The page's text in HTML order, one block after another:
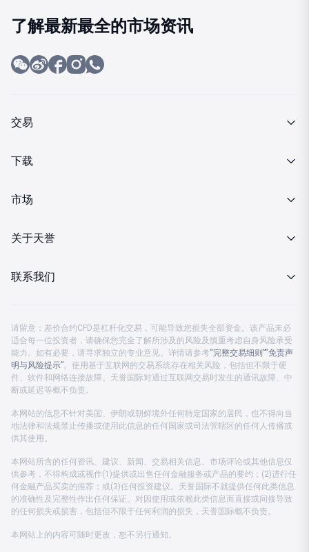
了解最新最全的市场资讯
交易
产品介绍
下载
MT4下载
市场
行情报价
金市快讯
投资月刊
关于天誉
关于我们
监管认证
公司公告
公司账户
联络我们
联系我们
中国大陆：4001203582
中国香港及海外：+852 37596888
请留意：差价合约CFD是杠杆化交易，可能导致您损失全部资金。该产品未必
适合每一位投资者，请确保您完全了解所涉及的风险及慎重考虑自身风险承受
能力。如有必要，请寻求独立的专业意见。详情请参考“完整交易细则”“免责声
明与风险提示”。使用基于互联网的交易系统存在相关风险，包括但不限于硬
件、软件和网络连接故障。天誉国际对通过互联网交易时发生的通讯故障、中
断或延迟等概不负责。
本网站的信息不针对美国、伊朗或朝鲜境外任何特定国家的居民，也不得向当
地法律和法规禁止传播或使用此信息的任何国家或司法管辖区的任何人传播或
供其使用。
本网站所含的任何资讯、建议、新闻、交易相关信息、市场评论或其他信息仅
供参考，不得构成或视作(1)提供或出售任何金融服务或产品的要约；(2)进行任
何金融产品买卖的推荐；或(3)任何投资建议。天誉国际不就提供任何此类信息
的准确性及完整性作出任何保证。对因使用或依赖此类信息而直接或间接导致
的任何损失或损害，包括但不限于任何利润的损失，天誉国际概不负责。
本网站上的内容可随时更改，恕不另行通知。